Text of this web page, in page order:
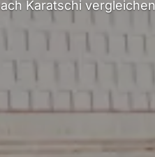
Karatschi vergleichen